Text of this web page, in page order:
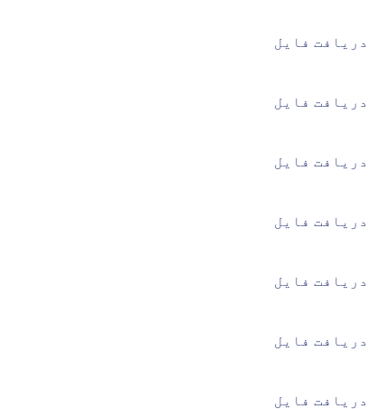
دریافت فایل
دریافت فایل
دریافت فایل
دریافت فایل
دریافت فایل
دریافت فایل
دریافت فایل